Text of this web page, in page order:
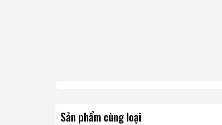
Sản phẩm cùng loại